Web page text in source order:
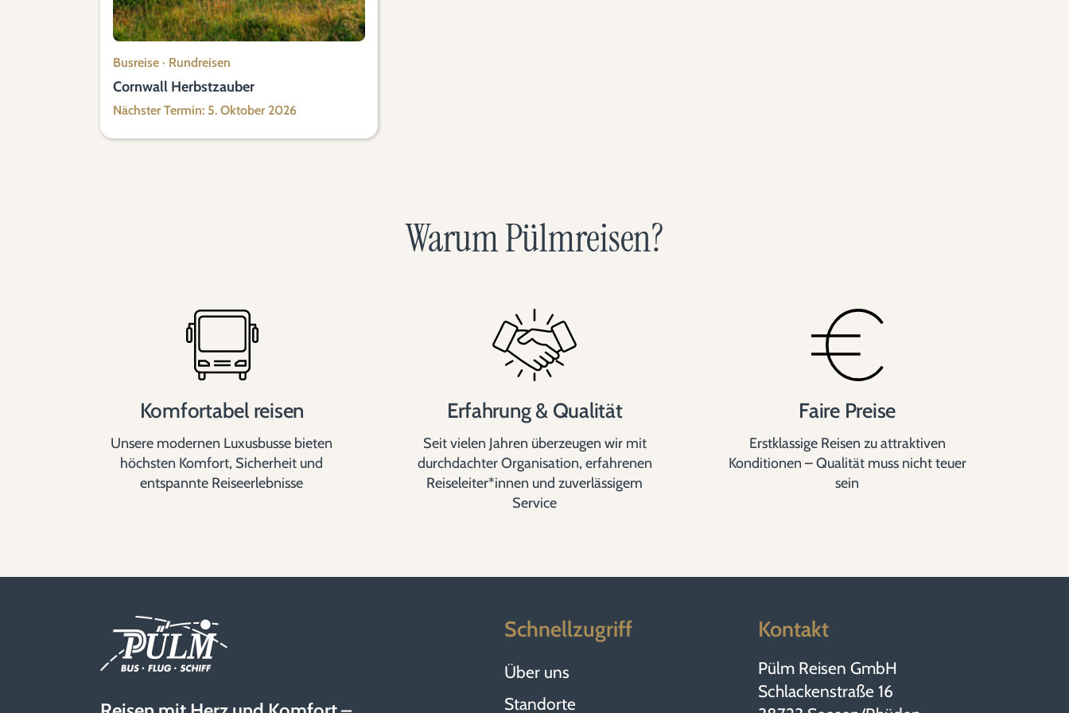
Busreise · Rundreisen
Cornwall Herbstzauber
Nächster Termin: 5. Oktober 2026
Warum Pülmreisen?
Komfortabel reisen
Unsere modernen Luxusbusse bieten
höchsten Komfort, Sicherheit und
entspannte Reiseerlebnisse
Erfahrung & Qualität
Seit vielen Jahren überzeugen wir mit
durchdachter Organisation, erfahrenen
Reiseleiter*innen und zuverlässigem
Service
Faire Preise
Erstklassige Reisen zu attraktiven
Konditionen – Qualität muss nicht teuer
sein
Schnellzugriff
Über uns
Standorte
Kontakt
Pülm Reisen GmbH
Schlackenstraße 16